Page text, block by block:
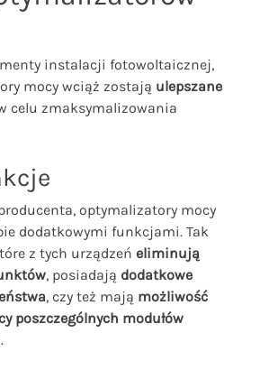
instalacji fotowoltaicznej,
mocy wciąż zostają ulepszane
celu zmaksymalizowania
optymalizatory mocy
dodatkowymi funkcjami. Tak
z tych urządzeń eliminują
, posiadają dodatkowe
, czy też mają możliwość
poszczególnych modułów
.